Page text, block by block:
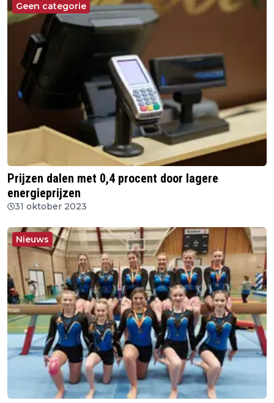
Geen categorie
Prijzen dalen met 0,4 procent door lagere
energieprijzen
31 oktober 2023
Nieuws